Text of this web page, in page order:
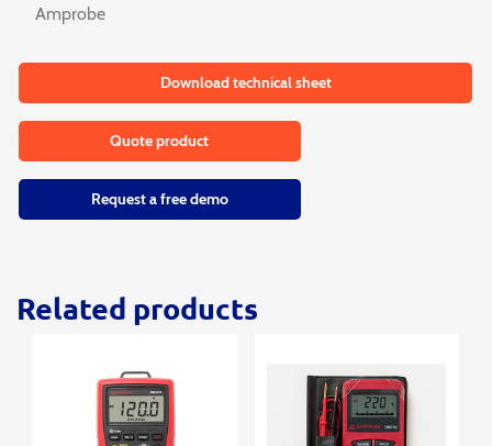
Amprobe
Download technical sheet
Quote product
Request a free demo
Related products